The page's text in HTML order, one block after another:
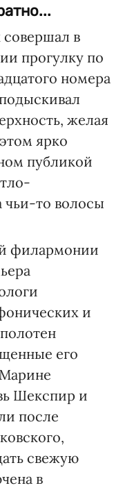
в
прогулку по
номера
желая
ярко
публикой
чьи-то волосы
филармонии
и
его
Шекспир и
после
свежую
в